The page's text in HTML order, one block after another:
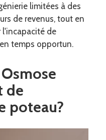
limitées à des
de revenus, tout en
l'incapacité de
temps opportun.
de
poteau?